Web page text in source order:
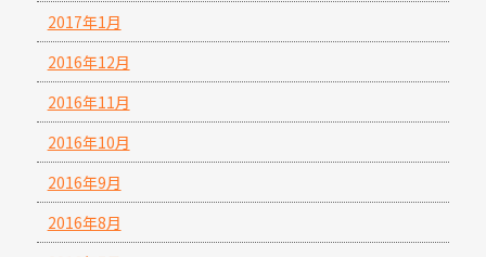
2017年1月
2016年12月
2016年11月
2016年10月
2016年9月
2016年8月